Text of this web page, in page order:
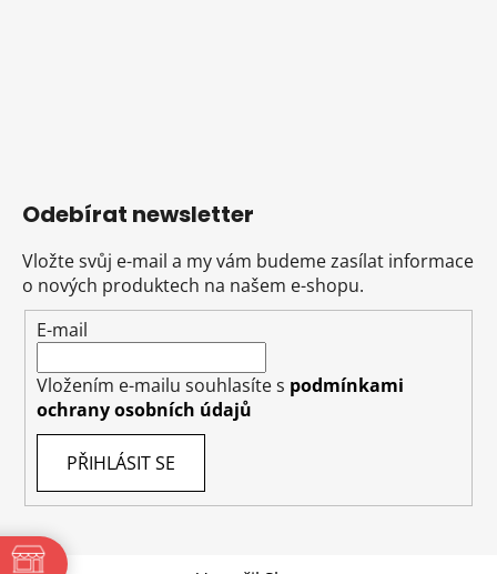
Odebírat newsletter
Vložte svůj e-mail a my vám budeme zasílat informace
o nových produktech na našem e-shopu.
E-mail
Vložením e-mailu souhlasíte s podmínkami
ochrany osobních údajů
PŘIHLÁSIT SE